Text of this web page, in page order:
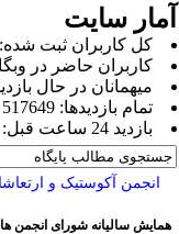
سایت
كل کاربران ثبت شده: 283 کاربر
کاربران حاضر در وبگاه: 0
ميهمانان در حال بازديد: 6
تمام بازديد‌ها: 517649 بازدید
بازديد 24 ساعت قبل: 444 بازدید
انجمن آکوستیک و ارتعاشات
سالیانه شورای انجمن های